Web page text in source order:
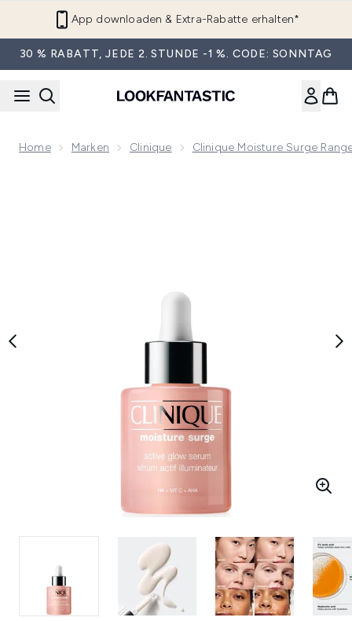
App downloaden & Extra-Rabatte erhalten*
30 % RABATT, JEDE 2. STUNDE -1 %. CODE: SONNTAG
Home Marken Clinique Clinique Moisture Surge